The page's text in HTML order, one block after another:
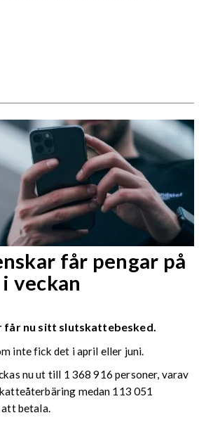
får pengar på
veckan
får nu sitt slutskattebesked.
inte fick det i april eller juni.
nu ut till 1 368 916 personer, varav
medan 113 051
betala.